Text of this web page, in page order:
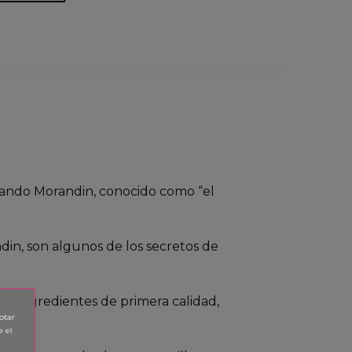
Morandin, conocido como “el
son algunos de los secretos de
ingredientes de primera calidad,
el